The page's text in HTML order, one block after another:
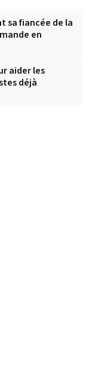
sa fiancée de la
en
aider les
déjà